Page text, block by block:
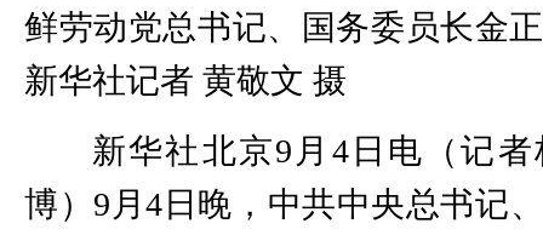
鲜劳动党总书记、国务委员长金
新华社记者 黄敬文 摄
新华社北京9月4日电（记
博）9月4日晚，中共中央总书记